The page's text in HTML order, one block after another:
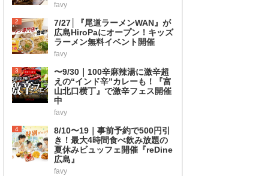
favy
2
7/27│『尾道ラーメンWAN』が
広島HiroPaにオープン！キッズ
ラーメン無料イベント開催
favy
3
〜9/30｜100辛麻辣湯に激辛超
えの“インド辛”カレーも！『富
山北口横丁』で激辛フェス開催
中
favy
4
8/10〜19｜事前予約で500円引
き！最大4時間食べ飲み放題の
夏休みビュッフェ開催『reDine
広島』
favy